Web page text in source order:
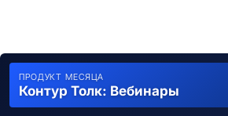
ПРОДУКТ МЕСЯЦА
Контур Толк: Вебинары